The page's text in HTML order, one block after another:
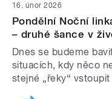
16. únor 2026
Pondělní Noční
– druhé šance v
Dnes se budeme
situacích, kdy něco
stejné „řeky“ vstoupit